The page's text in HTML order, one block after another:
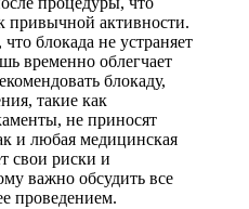
привычной активности.
блокада не устраняет
временно облегчает
блокаду,
такие как
не приносят
и любая медицинская
свои риски и
важно обсудить все
проведением.